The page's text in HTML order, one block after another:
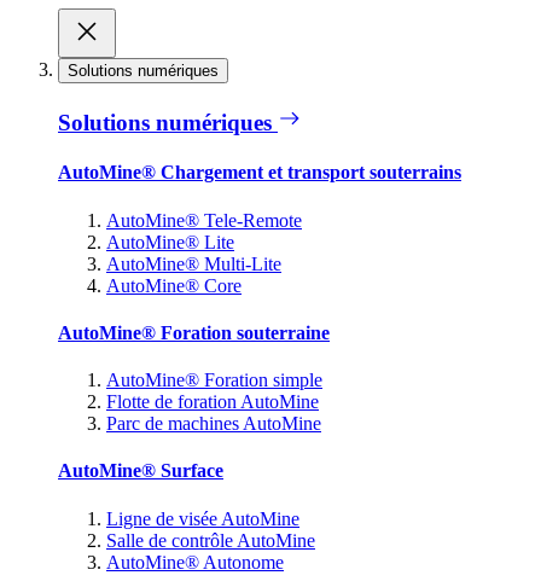
Solutions numériques
Solutions numériques
AutoMine® Chargement et transport souterrains
AutoMine® Tele-Remote
AutoMine® Lite
AutoMine® Multi-Lite
AutoMine® Core
AutoMine® Foration souterraine
AutoMine® Foration simple
Flotte de foration AutoMine
Parc de machines AutoMine
AutoMine® Surface
Ligne de visée AutoMine
Salle de contrôle AutoMine
AutoMine® Autonome